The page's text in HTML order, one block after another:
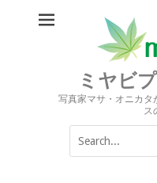
ミヤビ
写真家マサ・オニカタ
ス
Search
for: